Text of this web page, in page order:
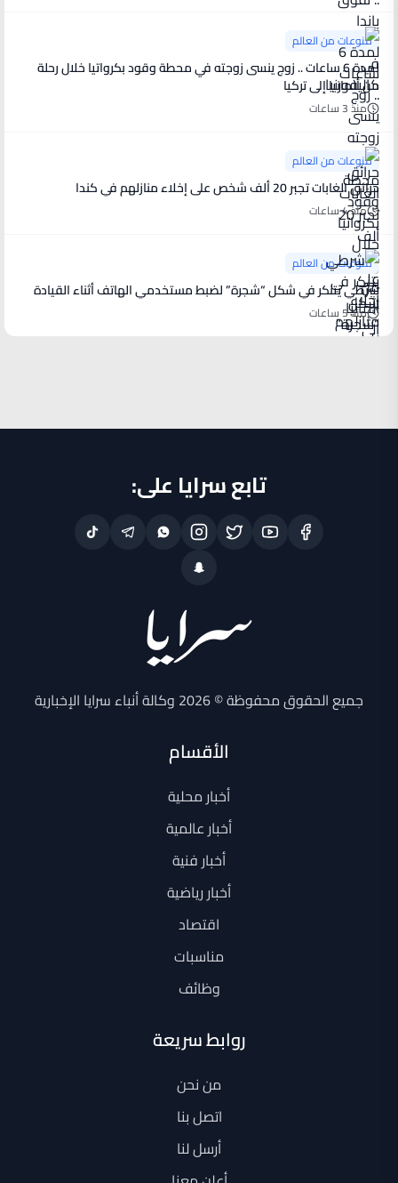
منوعات من العالم
لمدة 6 ساعات .. زوج ينسى زوجته في محطة وقود بكرواتيا خلال رحلة
من ألمانيا إلى تركيا
منذ 3 ساعات
منوعات من العالم
حرائق الغابات تجبر 20 ألف شخص على إخلاء منازلهم في كندا
منذ 4 ساعات
منوعات من العالم
شرطي يتنكر في شكل “شجرة” لضبط مستخدمي الهاتف أثناء القيادة
منذ 5 ساعات
تابع سرايا على:
جميع الحقوق محفوظة © 2026 وكالة أنباء سرايا الإخبارية
الأقسام
أخبار محلية
أخبار عالمية
أخبار فنية
أخبار رياضية
اقتصاد
مناسبات
وظائف
روابط سريعة
من نحن
اتصل بنا
أرسل لنا